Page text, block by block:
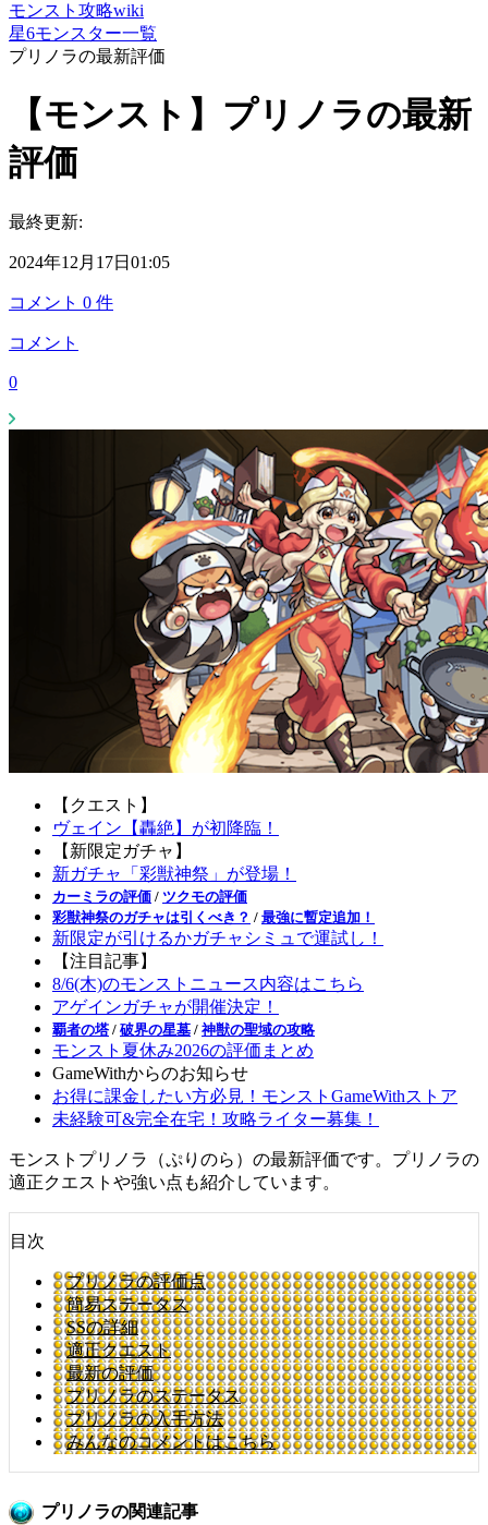
モンスト攻略wiki
星6モンスター一覧
プリノラの最新評価
【モンスト】プリノラの最新
評価
最終更新:
2024年12月17日01:05
コメント 0 件
コメント
0
【クエスト】
ヴェイン【轟絶】が初降臨！
【新限定ガチャ】
新ガチャ「彩獣神祭」が登場！
カーミラの評価 / ツクモの評価
彩獣神祭のガチャは引くべき？ / 最強に暫定追加！
新限定が引けるかガチャシミュで運試し！
【注目記事】
8/6(木)のモンストニュース内容はこちら
アゲインガチャが開催決定！
覇者の塔 / 破界の星墓 / 神獣の聖域の攻略
モンスト夏休み2026の評価まとめ
GameWithからのお知らせ
お得に課金したい方必見！モンストGameWithストア
未経験可&完全在宅！攻略ライター募集！
モンストプリノラ（ぷりのら）の最新評価です。プリノラの
適正クエストや強い点も紹介しています。
目次
プリノラの評価点
簡易ステータス
SSの詳細
適正クエスト
最新の評価
プリノラのステータス
プリノラの入手方法
みんなのコメントはこちら
プリノラの関連記事